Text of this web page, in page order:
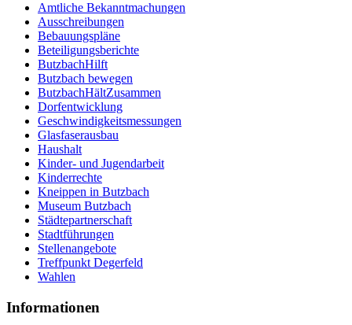
Amtliche Bekanntmachungen
Ausschreibungen
Bebauungspläne
Beteiligungsberichte
ButzbachHilft
Butzbach bewegen
ButzbachHältZusammen
Dorfentwicklung
Geschwindigkeitsmessungen
Glasfaserausbau
Haushalt
Kinder- und Jugendarbeit
Kinderrechte
Kneippen in Butzbach
Museum Butzbach
Städtepartnerschaft
Stadtführungen
Stellenangebote
Treffpunkt Degerfeld
Wahlen
Informationen